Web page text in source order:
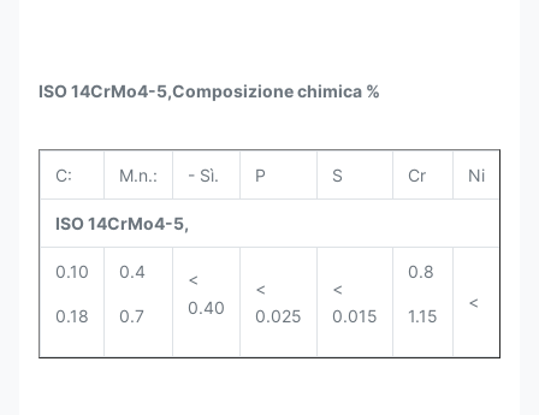
ISO 14CrMo4-5,Composizione chimica %
C: M.n.: - Sì. P S Cr Ni
ISO 14CrMo4-5,
0.10
0.18
0.4
0.7
<
0.40
<
0.025
<
0.015
0.8
1.15
<